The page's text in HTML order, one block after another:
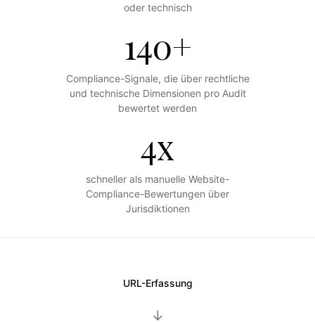
oder technisch
140+
Compliance-Signale, die über rechtliche
und technische Dimensionen pro Audit
bewertet werden
4x
schneller als manuelle Website-
Compliance-Bewertungen über
Jurisdiktionen
URL-Erfassung
→